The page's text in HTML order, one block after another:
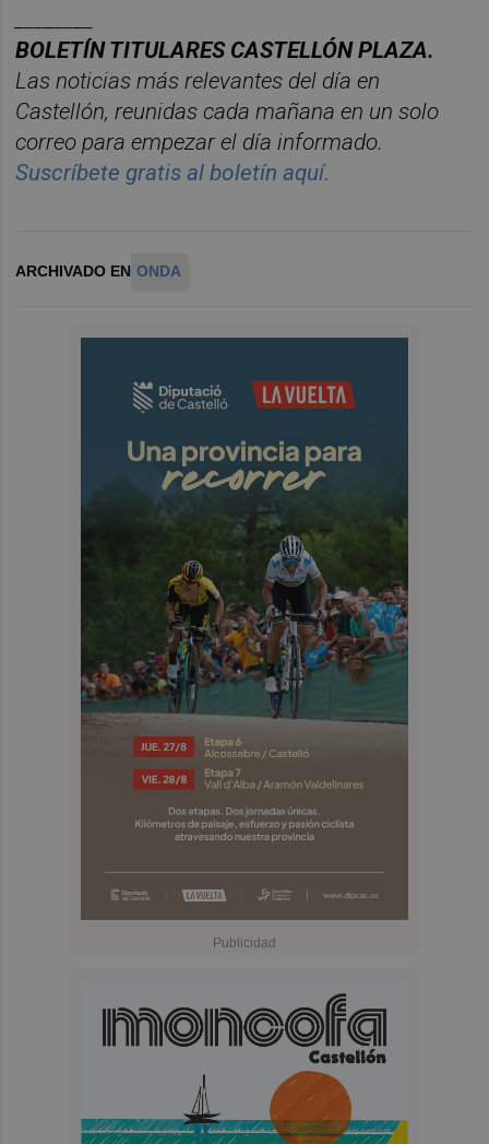
BOLETÍN TITULARES CASTELLÓN PLAZA.
Las noticias más relevantes del día en
Castellón, reunidas cada mañana en un solo
correo para empezar el día informado.
Suscríbete gratis al boletín aquí.
ARCHIVADO EN ONDA